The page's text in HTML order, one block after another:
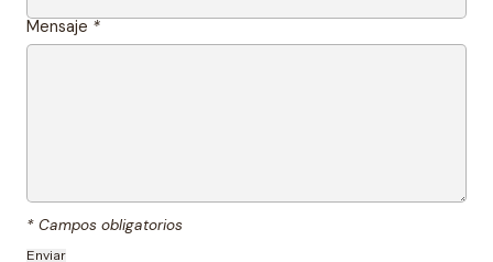
Mensaje *
* Campos obligatorios